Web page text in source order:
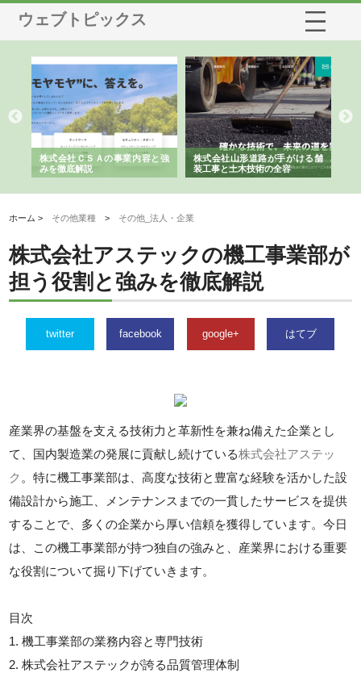
ウェブトピックス
株式会社ＣＳＡの事業内容と強
みを徹底解説
株式会社山形道路が手がける舗
装工事と土木技術の全容
ホーム > その他業種 > その他_法人・企業
株式会社アステックの機工事業部が
担う役割と強みを徹底解説
twitter facebook google+ はてブ
産業界の基盤を支える技術力と革新性を兼ね備えた企業とし
て、国内製造業の発展に貢献し続けている株式会社アステッ
ク 。特に機工事業部は、高度な技術と豊富な経験を活かした設
備設計から施工、メンテナンスまでの一貫したサービスを提供
することで、多くの企業から厚い信頼を獲得しています。今日
は、この機工事業部が持つ独自の強みと、産業界における重要
な役割について掘り下げていきます。
目次
1. 機工事業部の業務内容と専門技術
2. 株式会社アステックが誇る品質管理体制